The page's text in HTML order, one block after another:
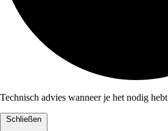
Technisch advies wanneer je het nodig hebt
Schließen